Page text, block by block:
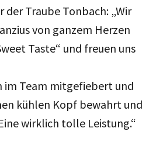
der Traube Tonbach: „Wir
von ganzem Herzen
Taste“ und freuen uns
im Team mitgefiebert und
kühlen Kopf bewahrt und
wirklich tolle Leistung.“